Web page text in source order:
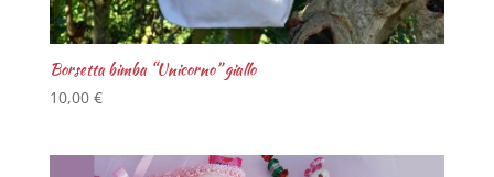
Borsetta bimba “Unicorno” giallo
10,00 €